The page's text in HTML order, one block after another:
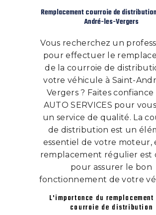
Remplacement courroie de
André-les-Vergers
Vous recherchez un
pour effectuer le
de la courroie de
votre véhicule à Saint-
Vergers ? Faites confiance
AUTO SERVICES pour
un service de qualité. La
de distribution est un
essentiel de votre moteur,
remplacement régulier est
pour assurer le bon
fonctionnement de votre
L'importance du
courroie de distribution